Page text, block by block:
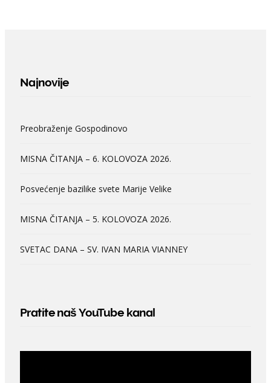
Najnovije
Preobraženje Gospodinovo
MISNA ČITANJA – 6. KOLOVOZA 2026.
Posvećenje bazilike svete Marije Velike
MISNA ČITANJA – 5. KOLOVOZA 2026.
SVETAC DANA – SV. IVAN MARIA VIANNEY
Pratite naš YouTube kanal